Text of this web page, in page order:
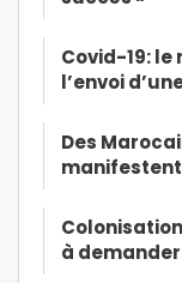
Covid-19: le
l’envoi
Des
à